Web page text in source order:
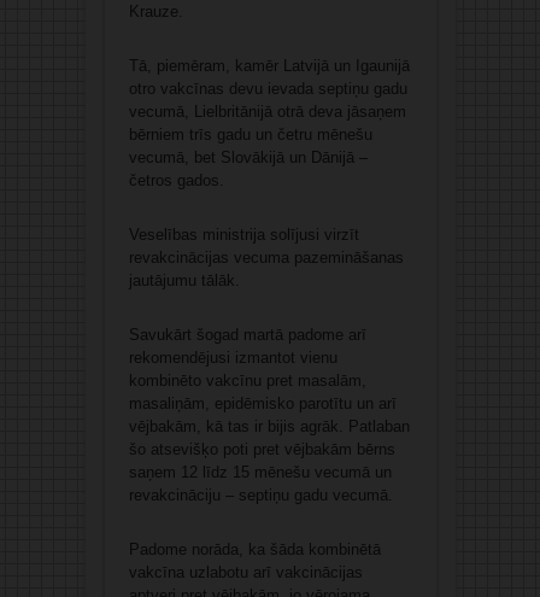
Krauze.
Tā, piemēram, kamēr Latvijā un Igaunijā
otro vakcīnas devu ievada septiņu gadu
vecumā, Lielbritānijā otrā deva jāsaņem
bērniem trīs gadu un četru mēnešu
vecumā, bet Slovākijā un Dānijā –
četros gados.
Veselības ministrija solījusi virzīt
revakcinācijas vecuma pazemināšanas
jautājumu tālāk.
Savukārt šogad martā padome arī
rekomendējusi izmantot vienu
kombinēto vakcīnu pret masalām,
masaliņām, epidēmisko parotītu un arī
vējbakām, kā tas ir bijis agrāk. Patlaban
šo atsevišķo poti pret vējbakām bērns
saņem 12 līdz 15 mēnešu vecumā un
revakcināciju – septiņu gadu vecumā.
Padome norāda, ka šāda kombinētā
vakcīna uzlabotu arī vakcinācijas